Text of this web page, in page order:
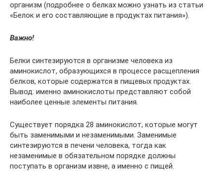
организм (подробнее о белках можно узнать из статьи
«Белок и его составляющие в продуктах питания»).
Важно!
Белки синтезируются в организме человека из
аминокислот, образующихся в процессе расщепления
белков, которые содержатся в пищевых продуктах.
Вывод: именно аминокислоты представляют собой
наиболее ценные элементы питания.
Существует порядка 28 аминокислот, которые могут
быть заменимыми и незаменимыми. Заменимые
синтезируются в печени человека, тогда как
незаменимые в обязательном порядке должны
поступать в организм извне, а именно с пищей.